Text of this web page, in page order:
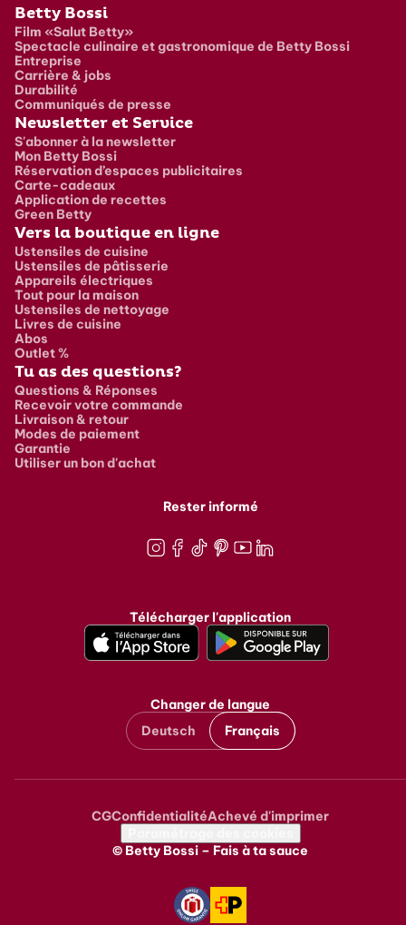
Pied de page
Betty Bossi
Film «Salut Betty»
Spectacle culinaire et gastronomique de Betty Bossi
Entreprise
Carrière & jobs
Durabilité
Communiqués de presse
Newsletter et Service
S'abonner à la newsletter
Mon Betty Bossi
Réservation d’espaces publicitaires
Carte-cadeaux
Application de recettes
Green Betty
Vers la boutique en ligne
Ustensiles de cuisine
Ustensiles de pâtisserie
Appareils électriques
Tout pour la maison
Ustensiles de nettoyage
Livres de cuisine
Abos
Outlet %
Tu as des questions?
Questions & Réponses
Recevoir votre commande
Livraison & retour
Modes de paiement
Garantie
Utiliser un bon d'achat
Rester informé
Télécharger l'application
Changer de langue
Deutsch
Français
Metanavigation
CGConfidentialitéAchevé d'imprimer
© Betty Bossi – Fais à ta sauce